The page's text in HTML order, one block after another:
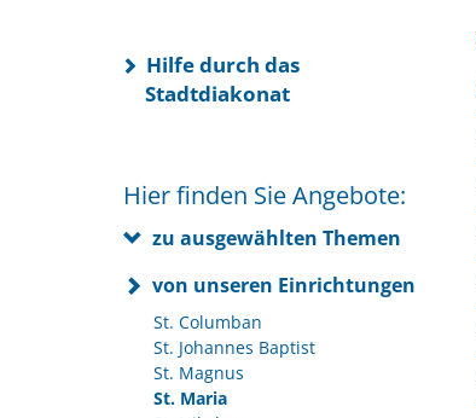
Hilfe durch das
Stadtdiakonat
Hier finden Sie Angebote:
zu ausgewählten Themen
von unseren Einrichtungen
St. Columban
St. Johannes Baptist
St. Magnus
St. Maria